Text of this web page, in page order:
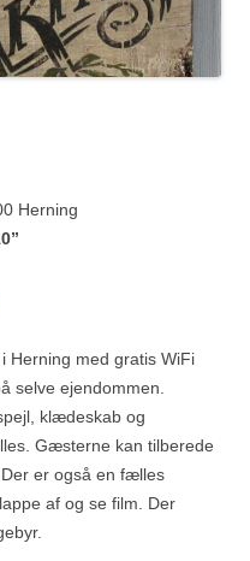
Herning
Herning med gratis WiFi
selve ejendommen.
klædeskab og
Gæsterne kan tilberede
er også en fælles
af og se film. Der